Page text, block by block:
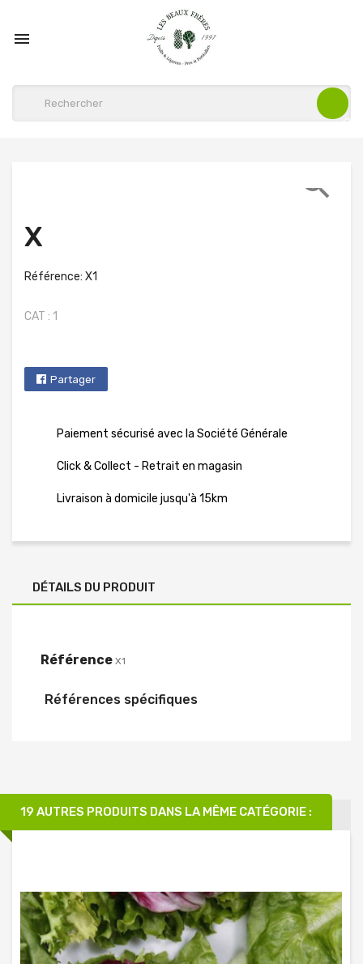


X
Référence: X1
CAT : 1
Partager
Paiement sécurisé avec la Société Générale
Click & Collect - Retrait en magasin
Livraison à domicile jusqu'à 15km
DÉTAILS DU PRODUIT
Référence X1
Références spécifiques
19 AUTRES PRODUITS DANS LA MÊME CATÉGORIE :